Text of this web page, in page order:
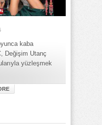
kaba
Değişim Utanç
yüzleşmek
Gecesi NHDTC